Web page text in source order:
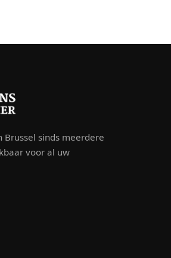
Brussel sinds meerdere
voor al uw